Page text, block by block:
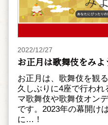
2022/12/27
お正月は歌舞伎をみよ
お正月は、歌舞伎を観
久しぶりに4座で行わ
マ歌舞伎や歌舞伎オン
です。2023年の幕開け
に…！